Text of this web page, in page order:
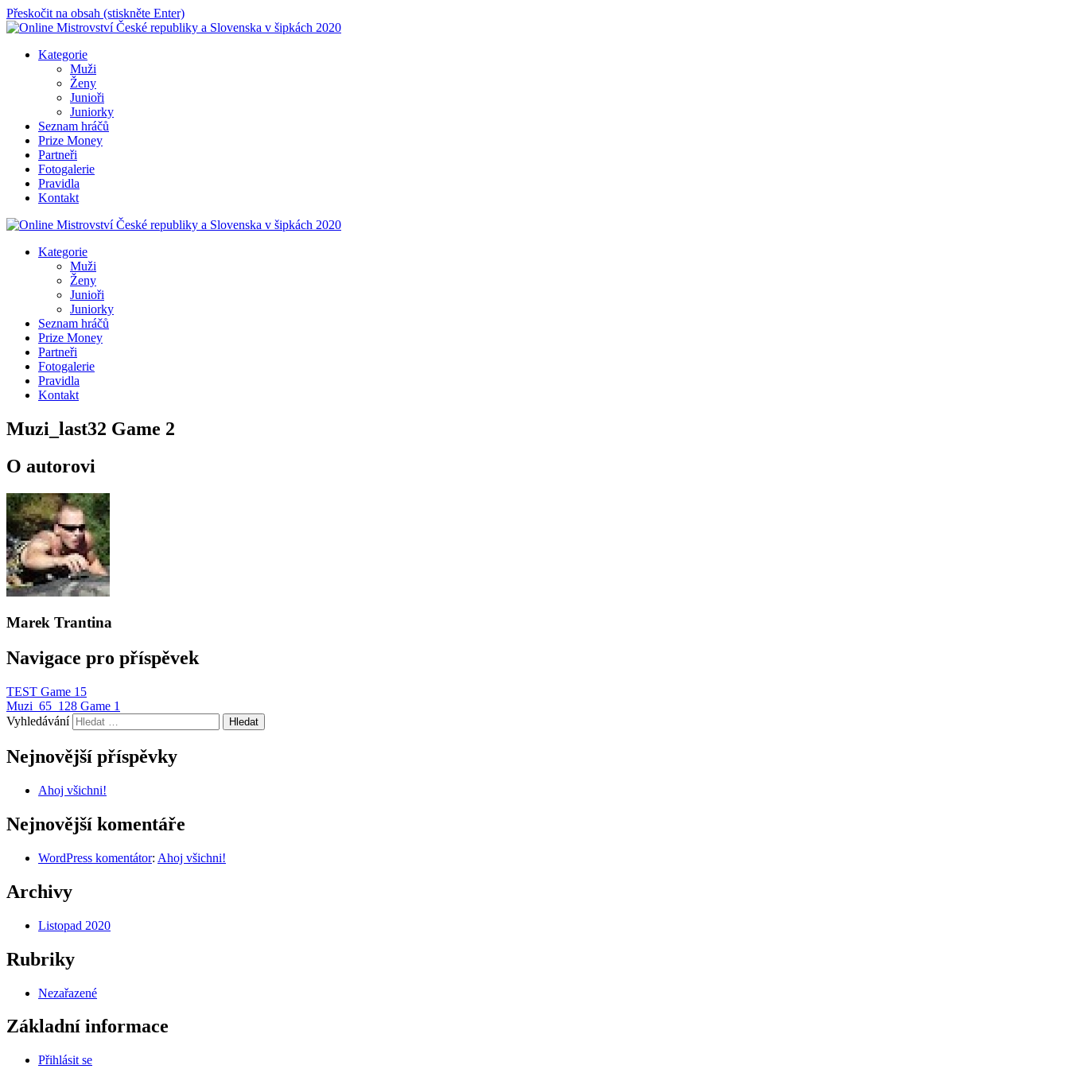
Přeskočit na obsah (stiskněte Enter)
Online Mistrovství České republiky a Slovenska v šipkách 2020
Kategorie
Muži
Ženy
Junioři
Juniorky
Seznam hráčů
Prize Money
Partneři
Fotogalerie
Pravidla
Kontakt
Online Mistrovství České republiky a Slovenska v šipkách 2020
Kategorie
Muži
Ženy
Junioři
Juniorky
Seznam hráčů
Prize Money
Partneři
Fotogalerie
Pravidla
Kontakt
Muzi_last32 Game 2
O autorovi
Marek Trantina
Navigace pro příspěvek
TEST Game 15
Muzi_65_128 Game 1
Vyhledávání
Nejnovější příspěvky
Ahoj všichni!
Nejnovější komentáře
WordPress komentátor: Ahoj všichni!
Archivy
Listopad 2020
Rubriky
Nezařazené
Základní informace
Přihlásit se